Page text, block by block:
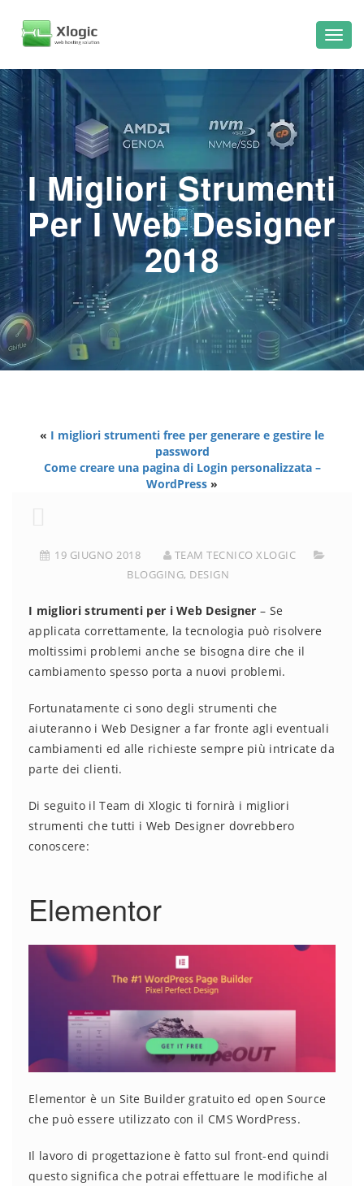
I Migliori Strumenti
Per I Web Designer
2018
« I migliori strumenti free per generare e gestire le
password
Come creare una pagina di Login personalizzata –
WordPress »
19 GIUGNO 2018
TEAM TECNICO XLOGIC
BLOGGING, DESIGN
I migliori strumenti per i Web Designer – Se
applicata correttamente, la tecnologia può risolvere
moltissimi problemi anche se bisogna dire che il
cambiamento spesso porta a nuovi problemi.
Fortunatamente ci sono degli strumenti che
aiuteranno i Web Designer a far fronte agli eventuali
cambiamenti ed alle richieste sempre più intricate da
parte dei clienti.
Di seguito il Team di Xlogic ti fornirà i migliori
strumenti che tutti i Web Designer dovrebbero
conoscere:
Elementor
Elementor è un Site Builder gratuito ed open Source
che può essere utilizzato con il CMS WordPress.
Il lavoro di progettazione è fatto sul front-end quindi
questo significa che potrai effettuare le modifiche al